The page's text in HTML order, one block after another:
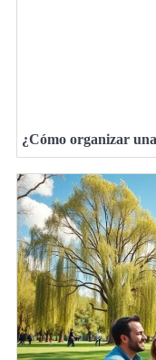
¿Cómo organizar